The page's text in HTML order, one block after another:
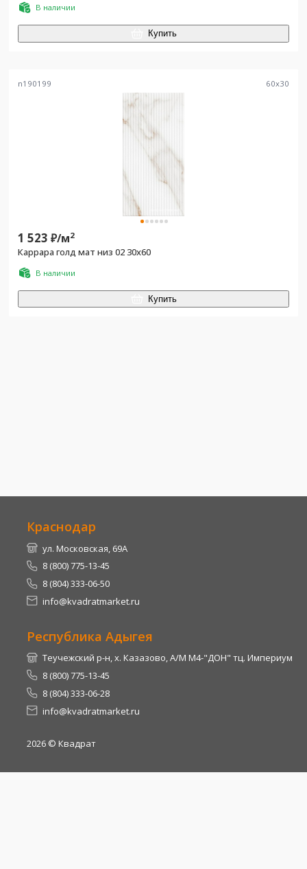
В наличии
Купить
n190199 60x30
1 523 ₽/м2
Каррара голд мат низ 02 30x60
В наличии
Купить
Краснодар
ул. Московская, 69А
8 (800) 775-13-45
8 (804) 333-06-50
info@kvadratmarket.ru
Республика Адыгея
Теучежский р-н, х. Казазово, А/М М4-"ДОН" тц. Империум
8 (800) 775-13-45
8 (804) 333-06-28
info@kvadratmarket.ru
2026 © Квадрат